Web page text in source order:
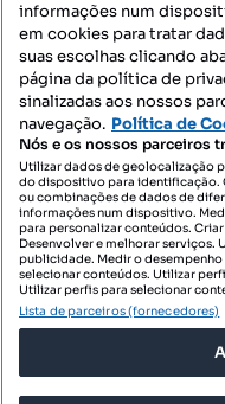
Mapa do Site
Contacte-nos
informações num
em cookies para tratar
suas escolhas clicando
página da política de
sinalizadas aos nossos
navegação. Política de
Nós e os nossos parceiros
Utilizar dados de geolocalização
do dispositivo para identificação.
ou combinações de dados de
informações num dispositivo.
para personalizar conteúdos.
Desenvolver e melhorar serviços.
publicidade. Medir o
selecionar conteúdos. Utilizar
Utilizar perfis para selecionar
Lista de parceiros (fornecedores)